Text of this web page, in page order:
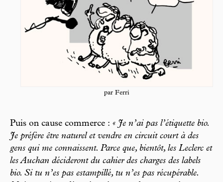
par Ferri
Puis on cause commerce : « Je n’ai pas l’étiquette bio.
Je préfère être naturel et vendre en circuit court à des
gens qui me connaissent. Parce que, bientôt, les Leclerc et
les Auchan décideront du cahier des charges des labels
bio. Si tu n’es pas estampillé, tu n’es pas récupérable.